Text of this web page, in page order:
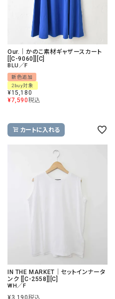
Our.｜かのこ素材ギャザースカート
[[C-9060]][C]
BLU／F
新色追加
2buy対象
¥15,180
¥7,590税込
カートに入れる
IN THE MARKET｜セットインナータ
ンク [[C-2558]][C]
WH／F
¥3,190税込